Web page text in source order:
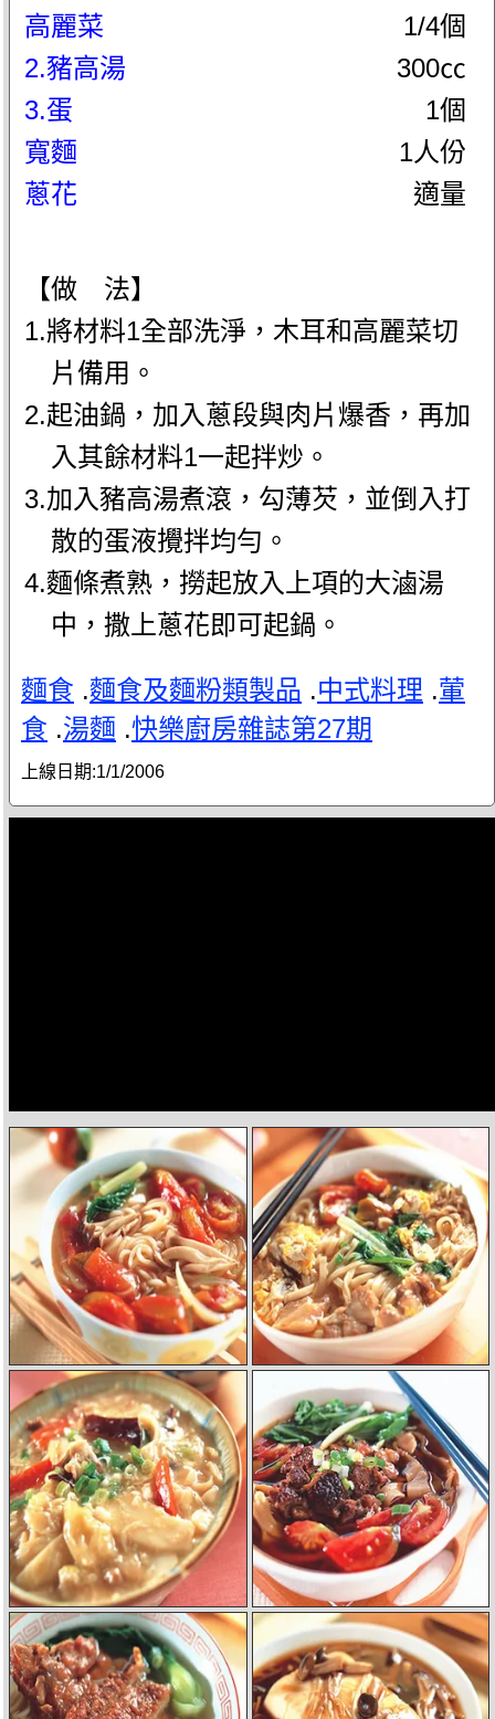
高麗菜
1/4個
2.豬高湯
300㏄
3.蛋
1個
寬麵
1人份
蔥花
適量
【做 法】
1.將材料1全部洗淨，木耳和高麗菜切
片備用。
2.起油鍋，加入蔥段與肉片爆香，再加
入其餘材料1一起拌炒。
3.加入豬高湯煮滾，勾薄芡，並倒入打
散的蛋液攪拌均勻。
4.麵條煮熟，撈起放入上項的大滷湯
中，撒上蔥花即可起鍋。
麵食 .麵食及麵粉類製品 .中式料理 .葷
食 .湯麵 .快樂廚房雜誌第27期
上線日期:1/1/2006